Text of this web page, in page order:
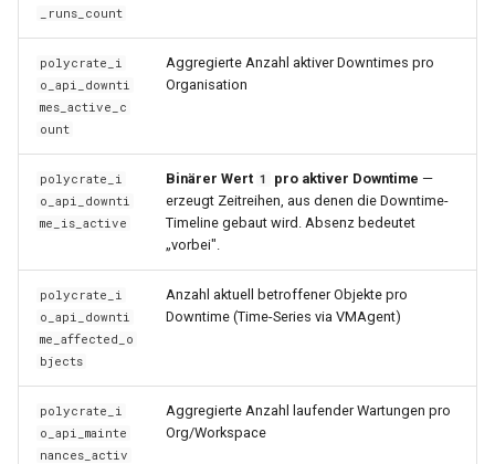
0.29.2
0.29.0
0.11.18
0.11.16
0.11.14
_runs_count
polycrate_i
o_api_downti
mes_active_c
ount
Aggregierte Anzahl aktiver Downtimes pro
Organisation
polycrate_i
o_api_downti
me_is_active
Binärer Wert 1 pro aktiver Downtime —
erzeugt Zeitreihen, aus denen die Downtime-
Timeline gebaut wird. Absenz bedeutet
„vorbei".
polycrate_i
o_api_downti
me_affected_o
bjects
Anzahl aktuell betroffener Objekte pro
Downtime (Time-Series via VMAgent)
polycrate_i
o_api_mainte
nances_activ
Aggregierte Anzahl laufender Wartungen pro
Org/Workspace